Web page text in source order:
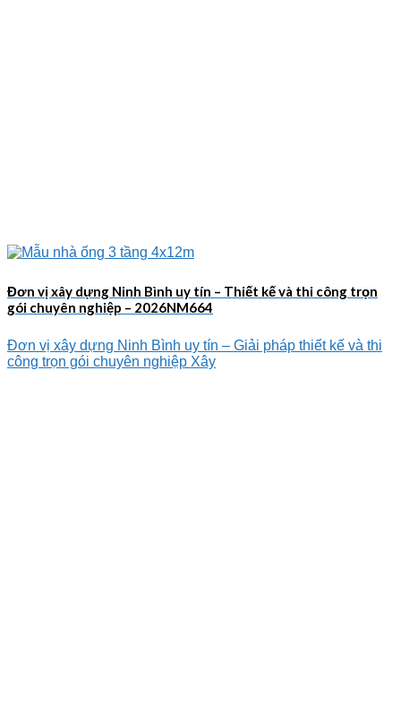
Đơn vị xây dựng Ninh Bình uy tín – Thiết kế và thi công trọn
gói chuyên nghiệp – 2026NM664
Đơn vị xây dựng Ninh Bình uy tín – Giải pháp thiết kế và thi
công trọn gói chuyên nghiệp Xây